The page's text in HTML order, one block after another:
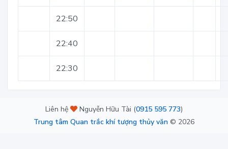
22:50
22:40
22:30
Liên hệ Nguyễn Hữu Tài (0915 595 773)
Trung tâm Quan trắc khí tượng thủy văn © 2026